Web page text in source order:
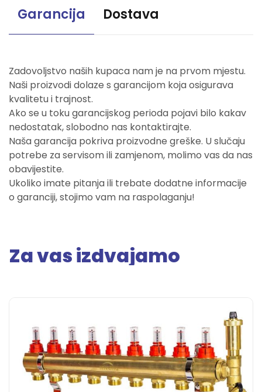
Garancija Dostava
Zadovoljstvo naših kupaca nam je na prvom mjestu.
Naši proizvodi dolaze s garancijom koja osigurava
kvalitetu i trajnost.
Ako se u toku garancijskog perioda pojavi bilo kakav
nedostatak, slobodno nas kontaktirajte.
Naša garancija pokriva proizvodne greške. U slučaju
potrebe za servisom ili zamjenom, molimo vas da nas
obavijestite.
Ukoliko imate pitanja ili trebate dodatne informacije
o garanciji, stojimo vam na raspolaganju!
Za vas izdvajamo